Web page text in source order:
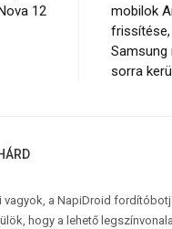
12
mobilok
Samsung
sorra
vagyok, a NapiDroid
hogy a lehető